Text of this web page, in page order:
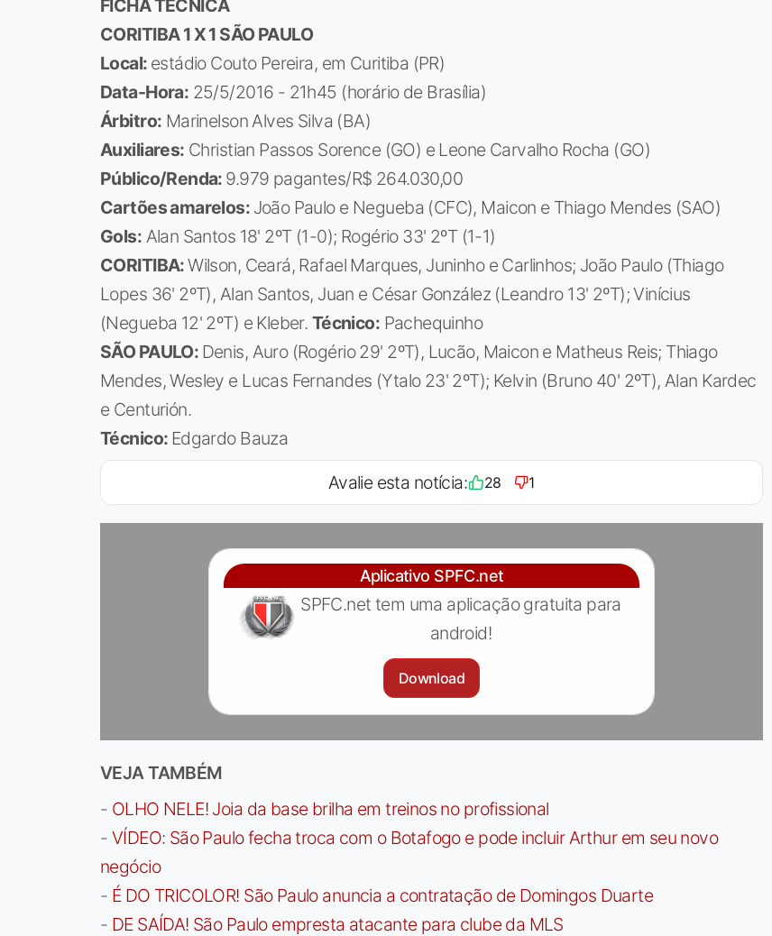
FICHA TÉCNICA
CORITIBA 1 X 1 SÃO PAULO
Local: estádio Couto Pereira, em Curitiba (PR)
Data-Hora: 25/5/2016 - 21h45 (horário de Brasília)
Árbitro: Marinelson Alves Silva (BA)
Auxiliares: Christian Passos Sorence (GO) e Leone Carvalho Rocha (GO)
Público/Renda: 9.979 pagantes/R$ 264.030,00
Cartões amarelos: João Paulo e Negueba (CFC), Maicon e Thiago Mendes (SAO)
Gols: Alan Santos 18' 2ºT (1-0); Rogério 33' 2ºT (1-1)
CORITIBA:Wilson, Ceará, Rafael Marques, Juninho e Carlinhos; João Paulo (Thiago
Lopes 36' 2ºT), Alan Santos, Juan e César González (Leandro 13' 2ºT); Vinícius
(Negueba 12' 2ºT) e Kleber. Técnico: Pachequinho
SÃO PAULO: Denis, Auro (Rogério 29' 2ºT), Lucão, Maicon e Matheus Reis; Thiago
Mendes, Wesley e Lucas Fernandes (Ytalo 23' 2ºT); Kelvin (Bruno 40' 2ºT), Alan Kardec
e Centurión.
Técnico: Edgardo Bauza
Avalie esta notícia: 28 1
Aplicativo SPFC.net
SPFC.net tem uma aplicação gratuita para
android!
Download
VEJA TAMBÉM
- OLHO NELE! Joia da base brilha em treinos no profissional
- VÍDEO: São Paulo fecha troca com o Botafogo e pode incluir Arthur em seu novo
negócio
- É DO TRICOLOR! São Paulo anuncia a contratação de Domingos Duarte
- DE SAÍDA! São Paulo empresta atacante para clube da MLS